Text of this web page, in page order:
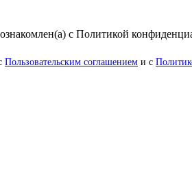
с Политикой
Пользовательским соглашением и с